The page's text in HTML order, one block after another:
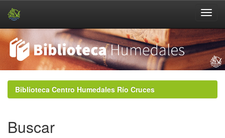
navigationBiblioteca Centro Humedales Río Cruces
Buscar